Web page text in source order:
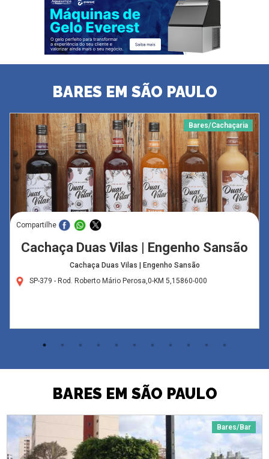
BARES EM SÃO PAULO
Bares/Cachaçaria
Compartilhe
Cachaça Duas Vilas | Engenho Sansão
Cachaça Duas Vilas | Engenho Sansão
SP-379 - Rod. Roberto Mário Perosa,0-KM 5,15860-000
BARES EM SÃO PAULO
Bares/Bar